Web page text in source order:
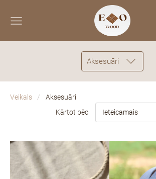
Aksesuāri
Veikals
Aksesuāri
Kārtot pēc